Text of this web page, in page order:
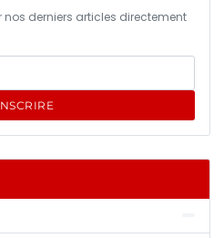
derniers articles directement